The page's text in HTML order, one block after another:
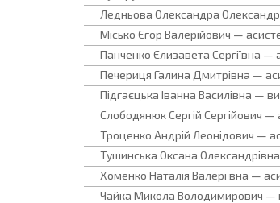
Ледньова Олександра
Місько Єгор Валерійович —
Панченко Єлизавета Сергіївна —
Печериця Галина Дмитрівна —
Підгаєцька Іванна Василівна —
Слободянюк Сергій Сергійович —
Троценко Андрій Леонідович —
Тушинська Оксана
Хоменко Наталія Валеріївна —
Чайка Микола Володимирович —